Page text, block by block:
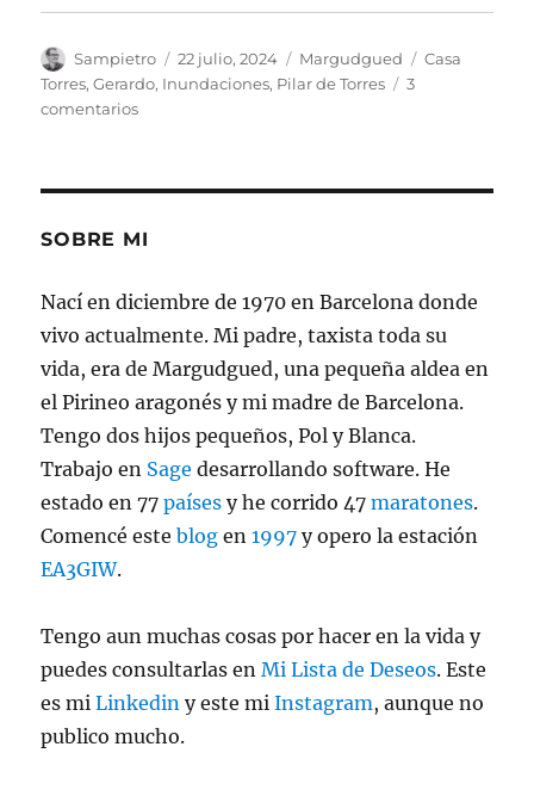
Autor
Sampietro
Publicado
el
22 julio, 2024 Categorías
Margudgued Etiquetas
Casa
Torres,Gerardo, Inundaciones, Pilar de Torres
3
comentariosen
SOBRE MI
Nací en diciembre de 1970 en Barcelona donde
vivo actualmente. Mi padre, taxista toda su
vida, era de Margudgued, una pequeña aldea en
el Pirineo aragonés y mi madre de Barcelona.
Tengo dos hijos pequeños, Pol y Blanca.
Trabajo en Sage desarrollando software. He
estado en 77países y he corrido 47maratones.
Comencé esteblog en1997 y opero la estación
EA3GIW.
Tengo aun muchas cosas por hacer en la vida y
puedes consultarlas enMi Lista de Deseos. Este
es miLinkedin y este miInstagram, aunque no
publico mucho.